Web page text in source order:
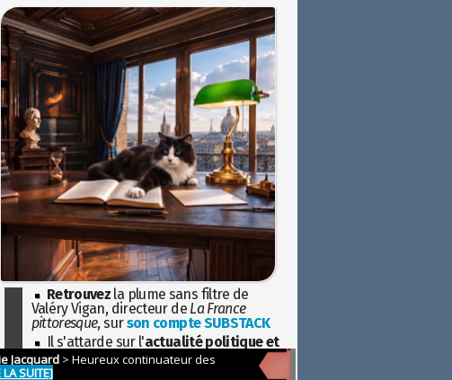
Retrouvez la plume sans filtre de
Valéry Vigan, directeur de La France
pittoresque, surson compte SUBSTACK
Il s'attarde sur l'actualité politique et
sociétaleavec la hauteur de vue de
l'Histoire